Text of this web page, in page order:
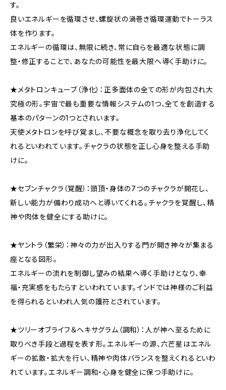
す。
良いエネルギーを循環させ、螺旋状の渦巻き循環運動でトーラス
体を作ります。
エネルギーの循環は、無限に続き、常に自らを最適な状態に調
整・修正することで、あなたの可能性を最大限へ導く手助けに。
★メタトロンキューブ（浄化）：正多面体の全ての形が内包され大
究極の形。宇宙で最も重要な情報システムの1つ、全てを創造する
基本のパターンの1つとされいます。
天使メタトロンを呼び覚まし、不要な概念を取り去り浄化してく
れるといわれています。チャクラの状態を正し心身を整える手助
けに。
★セブンチャクラ（覚醒）：頭頂・身体の7つのチャクラが開花し、
新しい能力が備わり成功へと導いてくれる。チャクラを覚醒し、精
神や肉体を健全にする助けに。
★ヤントラ（繁栄）：神々の力が出入りする門が開き神々が集まる
座となる図形。
エネルギーの流れを制御し望みの結果へ導く手助けとなり、幸
福・充実感をもたらすといわれています。インドでは神様のご利益
を得られるといわれ人気の護符とされています。
★ツリーオブライフ＆ヘキサグラム（調和）：人が神へ至るために
取りべき手段と過程を表す形。エネルギーの源、六芒星はエネル
ギーの拡散・拡大を行い、精神や肉体バランスを整えくれるといわ
れています。エネルギー調和・心身を健全に保つ手助けに。